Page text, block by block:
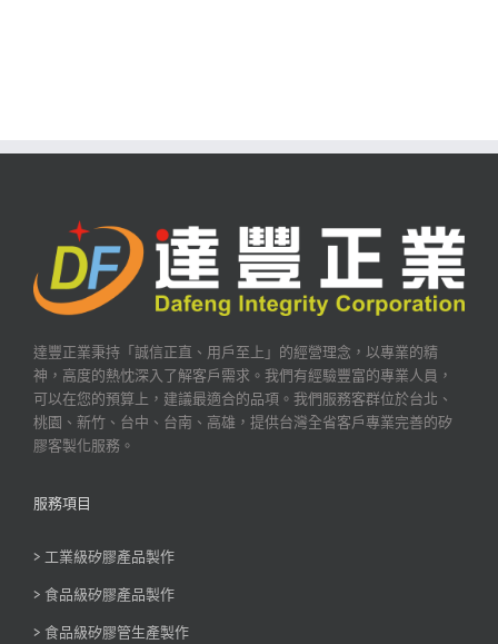
達豐正業秉持「誠信正直、用戶至上」的經營理念，以專業的精
神，高度的熱忱深入了解客戶需求。我們有經驗豐富的專業人員，
可以在您的預算上，建議最適合的品項。我們服務客群位於台北、
桃園、新竹、台中、台南、高雄，提供台灣全省客戶專業完善的矽
膠客製化服務。
服務項目
> 工業級矽膠產品製作
> 食品級矽膠產品製作
> 食品級矽膠管生產製作